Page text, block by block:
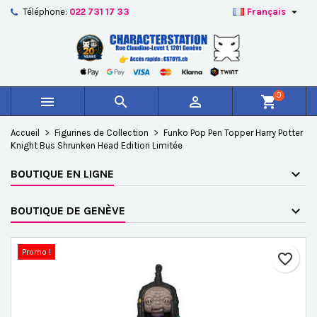
Téléphone: 022 731 17 33 Français 
   shopping_cart0
Accueil Figurines de Collection
Funko Pop Pen Topper Harry Potter
Knight Bus Shrunken Head Edition Limitée
BOUTIQUE EN LIGNE
BOUTIQUE DE GENÈVE
favorite_border
Promo !
Créer une nouvelle liste
Nom de la liste d'envies
Annuler Créer une liste d'envies
Vous devez être connecté pour ajouter des produits à
votre liste d'envies.